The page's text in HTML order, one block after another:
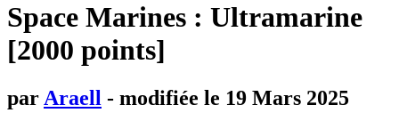
Space Marines : Ultramarine
[2000 points]
par Araell - modifiée le 19 Mars 2025